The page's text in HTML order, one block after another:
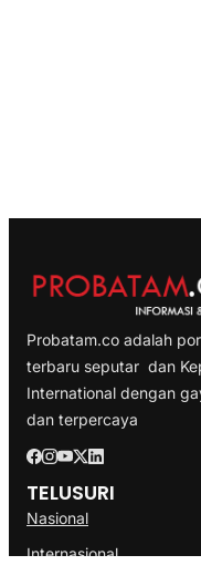
Probatam.co adalah
terbaru seputar dan
International dengan
dan terpercaya
TELUSURI
Nasional
Internasional